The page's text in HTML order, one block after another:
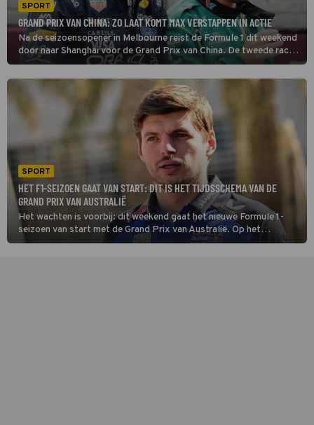
SPORT
GRAND PRIX VAN CHINA: ZO LAAT KOMT MAX VERSTAPPEN IN ACTIE
Na de seizoensopener in Melbourne reist de Formule 1 dit weekend
door naar Shanghai voor de Grand Prix van China. De tweede race
van het jaar belooft meteen extra spektakel. Het is namelijk het
eerste sprintraceweekend van het seizoen.
SPORT
HET F1-SEIZOEN GAAT VAN START: DIT IS HET TIJDSSCHEMA VAN DE
GRAND PRIX VAN AUSTRALIË
Het wachten is voorbij: dit weekend gaat het nieuwe Formule 1-
seizoen van start met de Grand Prix van Australië. Op het
razendsnelle stratencircuit van Melbourne begint de jacht op de